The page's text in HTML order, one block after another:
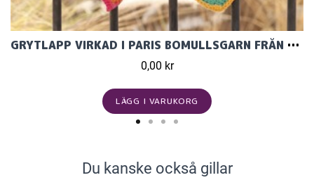
GRYTLAPP VIRKAD I PARIS BOMULLSGARN FRÅN GARNSTUDI
0,00 kr
LÄGG I VARUKORG
Du kanske också gillar